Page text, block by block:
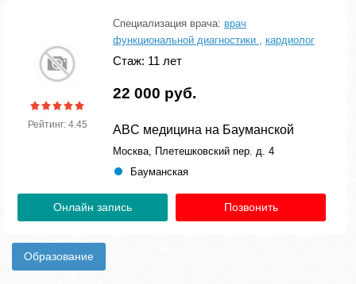
Рейтинг: 4.45
Специализация врача: врач
функциональной диагностики , кардиолог
Стаж: 11 лет
22 000 руб.
ABC медицина на Бауманской
Москва, Плетешковский пер. д. 4
Бауманская
Онлайн запись Позвонить
Образование